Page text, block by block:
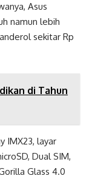
Asus
namun lebih
sekitar Rp
di Tahun
IMX23, layar
Dual SIM,
Glass 4.0